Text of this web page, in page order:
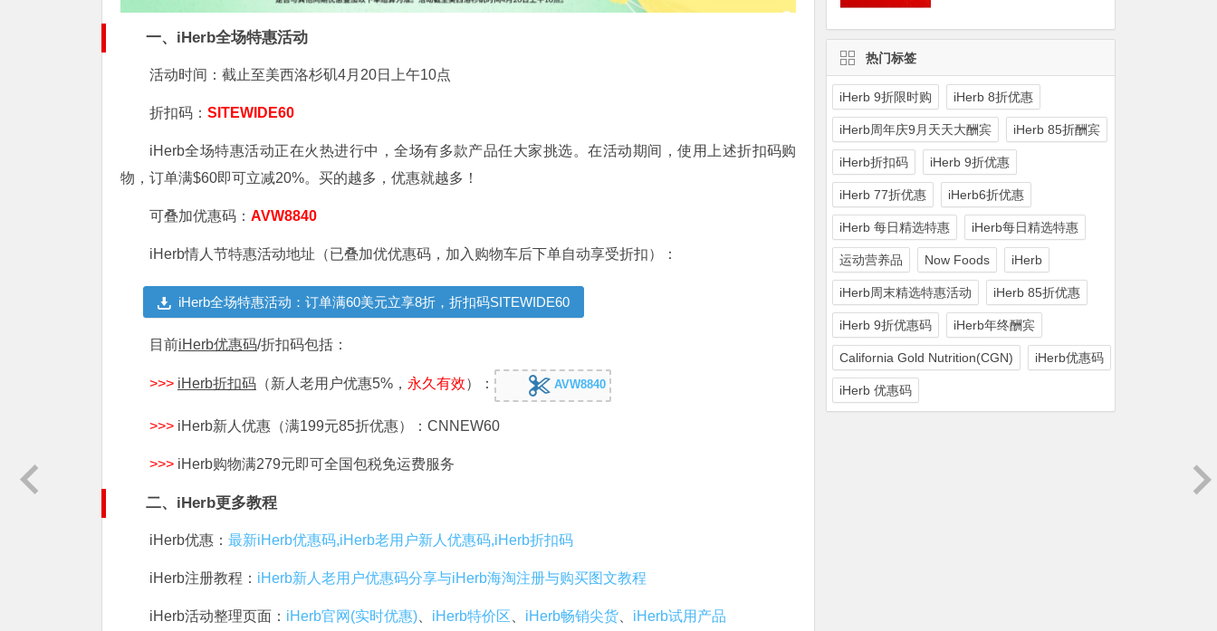
一、 iHerb全场特惠活动
活动时间：截止至美西洛杉矶4月20日上午10点
折扣码： SITEWIDE60
iHerb全场特惠活动正在火热进行中，全场有多款产品任大家挑选。在活动期间，使用上述折扣码购
物，订单满$60即可立减20%。买的越多，优惠就越多！
可叠加优惠码： AVW8840
iHerb情人节特惠活动地址（已叠加优优惠码，加入购物车后下单自动享受折扣）：
iHerb全场特惠活动：订单满60美元立享8折，折扣码SITEWIDE60
目前iHerb优惠码/折扣码包括：
>>> iHerb折扣码 （新人老用户优惠5%， 永久有效）： AVW8840
>>> iHerb新人优惠（满199元85折优惠）：CNNEW60
>>> iHerb购物满279元即可全国包税免运费服务
二、iHerb更多教程
iHerb优惠： 最新iHerb优惠码,iHerb老用户新人优惠码,iHerb折扣码
iHerb注册教程： iHerb新人老用户优惠码分享与iHerb海淘注册与购买图文教程
iHerb活动整理页面： iHerb官网(实时优惠)、 iHerb特价区 、 iHerb畅销尖货、 iHerb试用产品
热门标签
iHerb 9折限时购 iHerb 8折优惠
iHerb周年庆9月天天大酬宾 iHerb 85折酬宾
iHerb折扣码 iHerb 9折优惠
iHerb 77折优惠 iHerb6折优惠
iHerb 每日精选特惠 iHerb每日精选特惠
运动营养品 Now Foods iHerb
iHerb周末精选特惠活动 iHerb 85折优惠
iHerb 9折优惠码 iHerb年终酬宾
California Gold Nutrition(CGN) iHerb优惠码
iHerb 优惠码